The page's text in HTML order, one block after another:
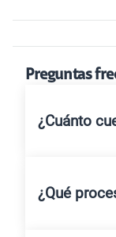
Preguntas
¿Cuánto
¿Qué